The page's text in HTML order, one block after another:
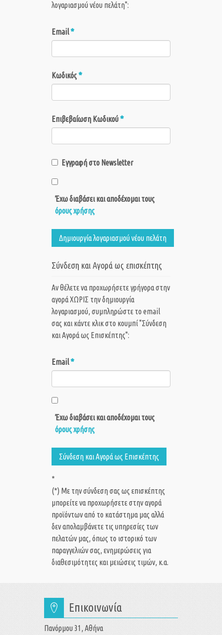
λογαριασμού νέου πελάτη":
Email*
Κωδικός*
Επιβεβαίωση Κωδικού*
Εγγραφή στο Newsletter
Έχω διαβάσει και αποδέχομαι τους
όρους χρήσης
Δημιουργία λογαριασμού νέου πελάτη
Σύνδεση και Αγορά ως επισκέπτης
Αν θέλετε να προχωρήσετε γρήγορα στην
αγορά ΧΩΡΙΣ την δημιουργία
λογαριασμού, συμπληρώστε το email
σας και κάντε κλικ στο κουμπί "Σύνδεση
και Αγορά ως Eπισκέπτης":
Email*
Έχω διαβάσει και αποδέχομαι τους
όρους χρήσης
Σύνδεση και Αγορά ως Eπισκέπτης
*
(*) Με την σύνδεση σας ως επισκέπτης
μπορείτε να προχωρήσετε στην αγορά
προϊόντων από το κατάστημα μας αλλά
δεν απολαμβάνετε τις υπηρεσίες των
πελατών μας, όπως το ιστορικό των
παραγγελιών σας, ενημερώσεις για
διαθεσιμότητες και μειώσεις τιμών, κ.α.
Επικοινωνία
Πανόρμου 31, Αθήνα